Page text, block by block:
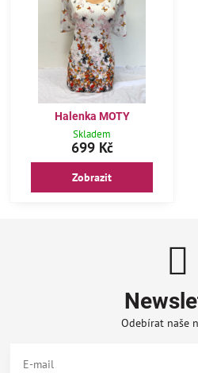
Halenka MOTY
Skladem
699 Kč
Zobrazit
Odebírat naše